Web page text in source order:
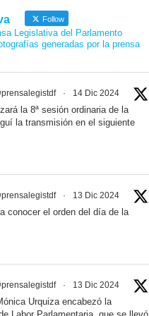
Follow
Legislativa del Parlamento
generadas por la prensa
· 14 Dic 2024
la 8ª sesión ordinaria de la
la transmisión en el siguiente
· 13 Dic 2024
conocer el orden del día de la
· 13 Dic 2024
Urquiza encabezó la